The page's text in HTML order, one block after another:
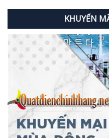
KHUYẾN